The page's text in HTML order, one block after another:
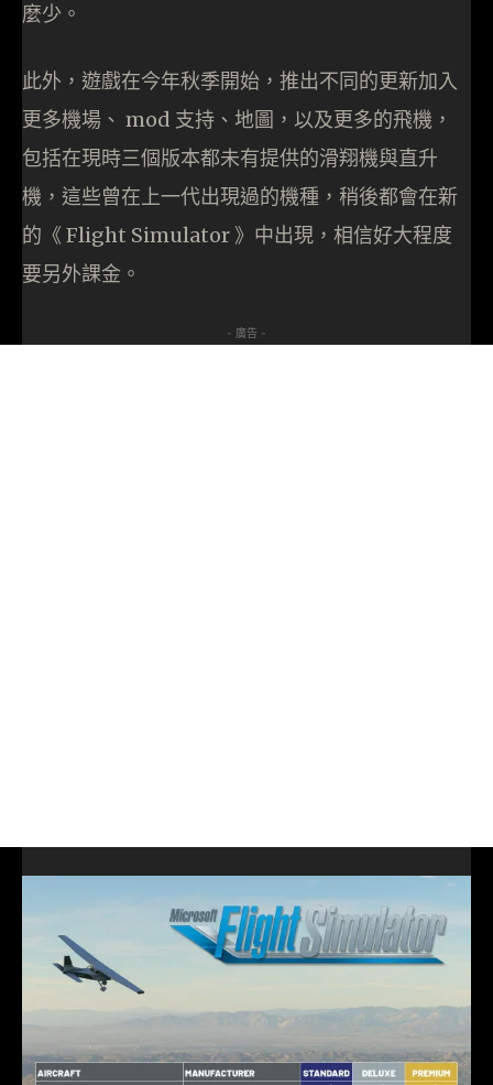
麼少。
此外，遊戲在今年秋季開始，推出不同的更新加入
更多機場、 mod 支持、地圖，以及更多的飛機，
包括在現時三個版本都未有提供的滑翔機與直升
機，這些曾在上一代出現過的機種，稍後都會在新
的《 Flight Simulator 》中出現，相信好大程度
要另外課金。
- 廣告 -